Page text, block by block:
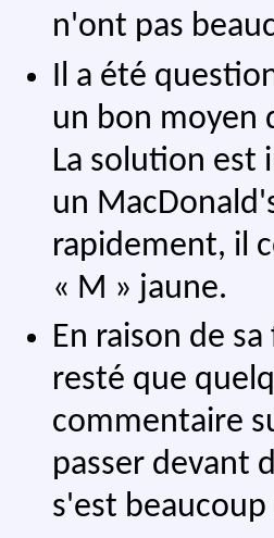
n'ont pas
Il a été
un bon moyen
La solution est
un
rapidement, il
« M » jaune.
En raison de
resté que
commentaire
passer devant
s'est